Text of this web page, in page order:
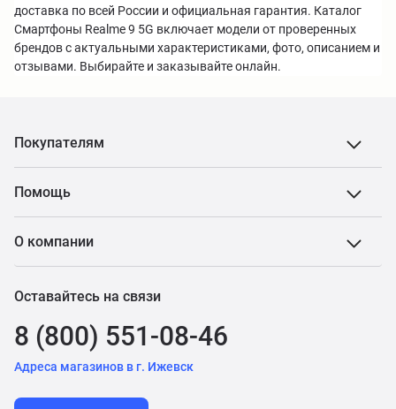
доставка по всей России и официальная гарантия. Каталог
Смартфоны Realme 9 5G включает модели от проверенных
брендов с актуальными характеристиками, фото, описанием и
отзывами. Выбирайте и заказывайте онлайн.
Покупателям
Помощь
О компании
Оставайтесь на связи
8 (800) 551-08-46
Адреса магазинов в г. Ижевск